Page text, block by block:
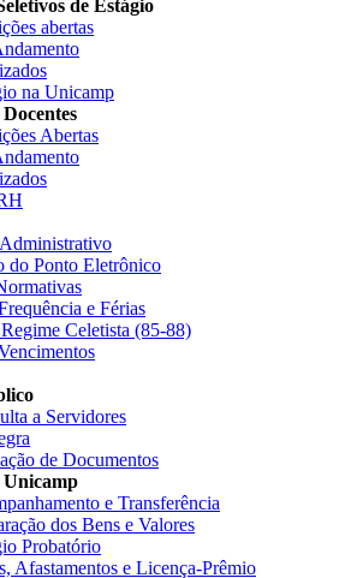
de Estágio
abertas
na Unicamp
Abertas
do Ponto Eletrônico
e Férias
Celetista (85-88)
a Servidores
de Documentos
Unicamp
e Transferência
dos Bens e Valores
Probatório
Afastamentos e Licença-Prêmio